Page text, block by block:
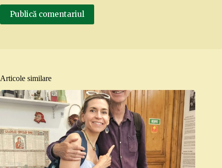
Publică comentariul
Articole similare